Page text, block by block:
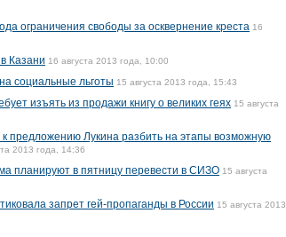
ограничения свободы за осквернение креста 16
Казани 16 августа 2013 года, 10:00
социальные льготы 15 августа 2013 года, 15:43
изъять из продажи книгу о великих геях 15 августа
предложению Лукина разбить на этапы возможную
2013 года, 14:36
планируют в пятницу перевести в СИЗО 15 августа
запрет гей-пропаганды в России 15 августа 2013